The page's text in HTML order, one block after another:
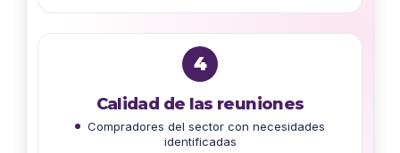
4
Calidad de las reuniones
Compradores del sector con necesidades
identificadas